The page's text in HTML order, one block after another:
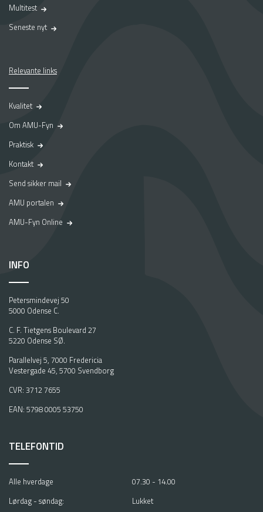
Multitest
Seneste nyt
Relevante links
Kvalitet
Om AMU-Fyn
Praktisk
Kontakt
Send sikker mail
AMU portalen
AMU-Fyn Online
INFO
Petersmindevej 50
5000 Odense C.
C. F. Tietgens Boulevard 27
5220 Odense SØ.
Parallelvej 5, 7000 Fredericia
Vestergade 45, 5700 Svendborg
CVR: 3712 7655
EAN: 5798 0005 53750
TELEFONTID
Alle hverdage
07.30 - 14.00
Lørdag - søndag:
Lukket